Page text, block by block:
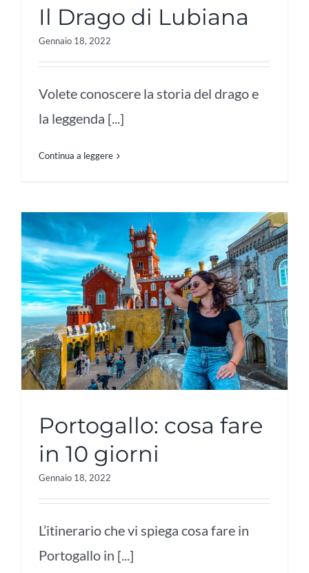
Il Drago di Lubiana
Gennaio 18, 2022
Volete conoscere la storia del drago e
la leggenda [...]
Continua a leggere
Portogallo: cosa fare
in 10 giorni
Gennaio 18, 2022
L’itinerario che vi spiega cosa fare in
Portogallo in [...]